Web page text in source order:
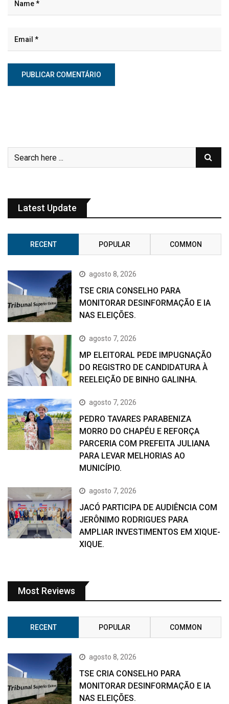
Latest Update
RECENT POPULAR COMMON
agosto 8, 2026
TSE CRIA CONSELHO PARA
MONITORAR DESINFORMAÇÃO E IA
NAS ELEIÇÕES.
agosto 7, 2026
MP ELEITORAL PEDE IMPUGNAÇÃO
DO REGISTRO DE CANDIDATURA À
REELEIÇÃO DE BINHO GALINHA.
agosto 7, 2026
PEDRO TAVARES PARABENIZA
MORRO DO CHAPÉU E REFORÇA
PARCERIA COM PREFEITA JULIANA
PARA LEVAR MELHORIAS AO
MUNICÍPIO.
agosto 7, 2026
JACÓ PARTICIPA DE AUDIÊNCIA COM
JERÔNIMO RODRIGUES PARA
AMPLIAR INVESTIMENTOS EM XIQUE-
XIQUE.
Most Reviews
RECENT POPULAR COMMON
agosto 8, 2026
TSE CRIA CONSELHO PARA
MONITORAR DESINFORMAÇÃO E IA
NAS ELEIÇÕES.